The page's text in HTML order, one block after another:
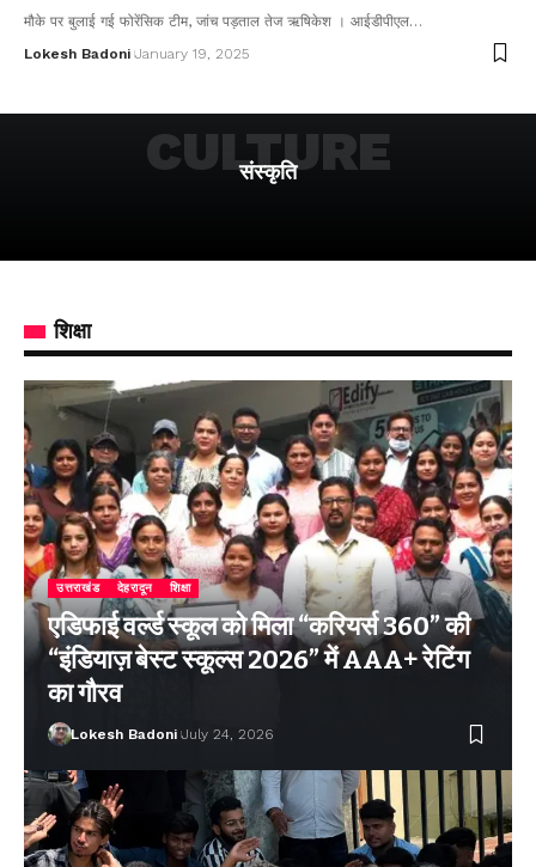
मौके पर बुलाई गई फोरेंसिक टीम, जांच पड़ताल तेज ऋषिकेश । आईडीपीएल…
Lokesh Badoni January 19, 2025
संस्कृति
CULTURE
शिक्षा
उत्तराखंड देहरादून शिक्षा
एडिफाई वर्ल्ड स्कूल को मिला “करियर्स 360” की
“इंडियाज़ बेस्ट स्कूल्स 2026” में AAA+ रेटिंग
का गौरव
Lokesh Badoni July 24, 2026